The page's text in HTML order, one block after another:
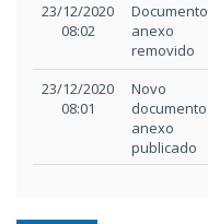
23/12/2020
08:02
Documento
anexo
removido
23/12/2020
08:01
Novo
documento
anexo
publicado